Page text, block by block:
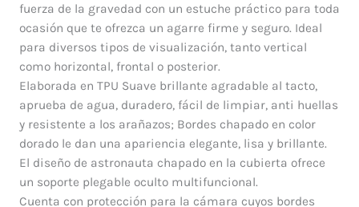
fuerza de la gravedad con un estuche práctico para toda
ocasión que te ofrezca un agarre firme y seguro. Ideal
para diversos tipos de visualización, tanto vertical
como horizontal, frontal o posterior.
Elaborada en TPU Suave brillante agradable al tacto,
aprueba de agua, duradero, fácil de limpiar, anti huellas
y resistente a los arañazos; Bordes chapado en color
dorado le dan una apariencia elegante, lisa y brillante.
El diseño de astronauta chapado en la cubierta ofrece
un soporte plegable oculto multifuncional.
Cuenta con protección para la cámara cuyos bordes